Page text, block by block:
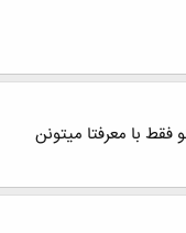
با معرفتا میتونن